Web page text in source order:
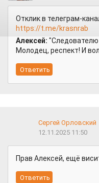
Отклик в телеграм-
https://t.me/krasnrab
Алексей: "Следователю
Молодец, респект! И
Сергей Орловский
12.11.2025 11:50
Прав Алексей, ещё